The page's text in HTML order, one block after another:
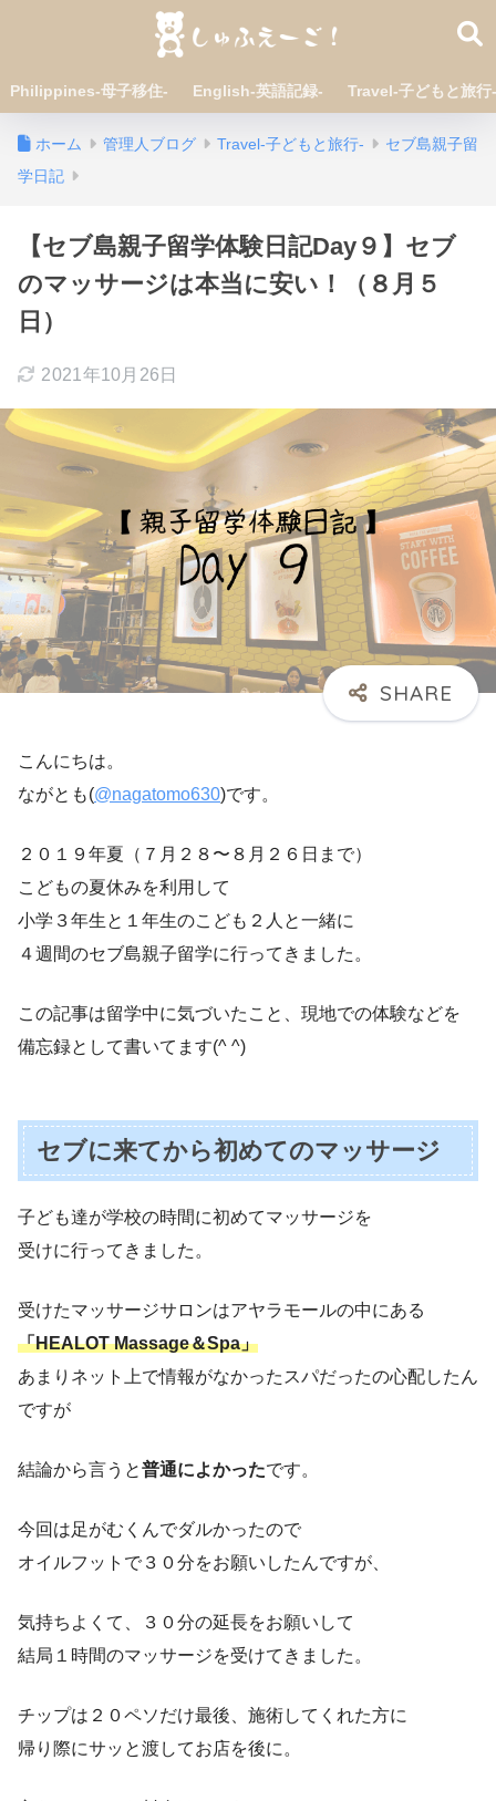
Philippines-母子移住- English-英語記録- Travel-子どもと旅行-
ホーム 管理人ブログ Travel-子どもと旅行-
セブ島親子留
学日記
【セブ島親子留学体験日記Day９】セブ
のマッサージは本当に安い！（８月５
日）
2021年10月26日
こんにちは。
ながとも(@nagatomo630)です。
２０１９年夏（７月２８〜８月２６日まで）
こどもの夏休みを利用して
小学３年生と１年生のこども２人と一緒に
４週間のセブ島親子留学に行ってきました。
この記事は留学中に気づいたこと、現地での体験などを
備忘録として書いてます(^ ^)
セブに来てから初めてのマッサージ
子ども達が学校の時間に初めてマッサージを
受けに行ってきました。
受けたマッサージサロンはアヤラモールの中にある
「HEALOT Massage＆Spa」
あまりネット上で情報がなかったスパだったの心配したん
ですが
結論から言うと普通によかったです。
今回は足がむくんでダルかったので
オイルフットで３０分をお願いしたんですが、
気持ちよくて、３０分の延長をお願いして
結局１時間のマッサージを受けてきました。
チップは２０ペソだけ最後、施術してくれた方に
帰り際にサッと渡してお店を後に。